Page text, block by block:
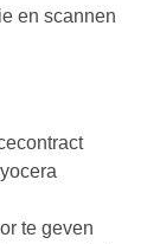
en scannen
te geven